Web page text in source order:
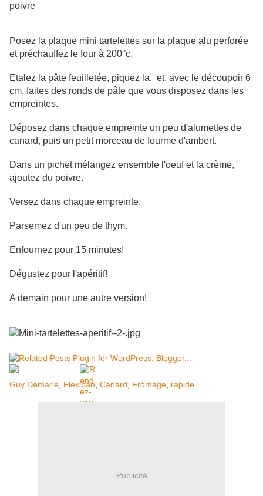
poivre
Posez la plaque mini tartelettes sur la plaque alu perforée
et préchauffez le four à 200°c.
Etalez la pâte feuilletée, piquez la, et, avec le découpoir 6
cm, faites des ronds de pâte que vous disposez dans les
empreintes.
Déposez dans chaque empreinte un peu d'alumettes de
canard, puis un petit morceau de fourme d'ambert.
Dans un pichet mélangez ensemble l'oeuf et la crème,
ajoutez du poivre.
Versez dans chaque empreinte.
Parsemez d'un peu de thym.
Enfournez pour 15 minutes!
Dégustez pour l'apéritif!
A demain pour une autre version!
Guy Demarle Flexipan Canard Fromage rapide
Publicité